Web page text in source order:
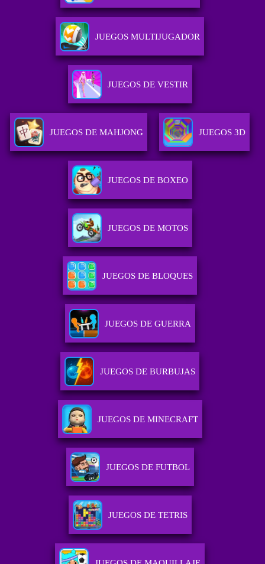
JUEGOS MULTIJUGADOR
JUEGOS DE VESTIR
JUEGOS DE MAHJONG JUEGOS 3D
JUEGOS DE BOXEO
JUEGOS DE MOTOS
JUEGOS DE BLOQUES
JUEGOS DE GUERRA
JUEGOS DE BURBUJAS
JUEGOS DE MINECRAFT
JUEGOS DE FUTBOL
JUEGOS DE TETRIS